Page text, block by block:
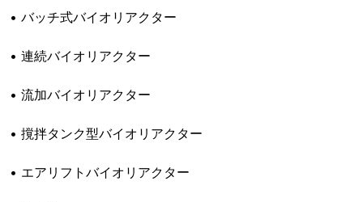
• バッチ式バイオリアクター
• 連続バイオリアクター
• 流加バイオリアクター
• 撹拌タンク型バイオリアクター
• エアリフトバイオリアクター